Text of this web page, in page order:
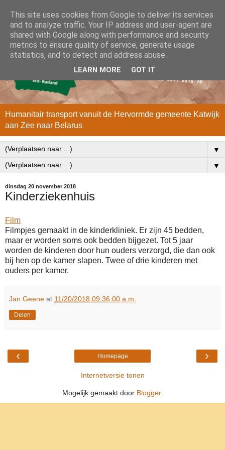
Humanitair transport vanuit de Hervormde gemeente Katwijk
aan Zee naar Belarus
▼
▼
dinsdag 20 november 2018
Kinderziekenhuis
Film
Filmpjes gemaakt in de kinderkliniek. Er zijn 45 bedden,
maar er worden soms ook bedden bijgezet. Tot 5 jaar
worden de kinderen door hun ouders verzorgd, die dan ook
bij hen op de kamer slapen. Twee of drie kinderen met
ouders per kamer.
Jan Geene at 11/20/2018 09:36:00 a.m.
Delen
‹ ›
Homepage
Internetversie tonen
Mogelijk gemaakt door Blogger.
This site uses cookies from Google to deliver its services
and to analyze traffic. Your IP address and user-agent are
shared with Google along with performance and security
metrics to ensure quality of service, generate usage
statistics, and to detect and address abuse.
LEARN MORE GOT IT